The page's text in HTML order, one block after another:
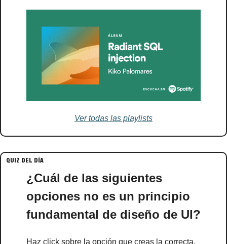
Ver todas las playlists
QUIZ DEL DÍA
¿Cuál de las siguientes
opciones no es un principio
fundamental de diseño de UI?
Haz click sobre la opción que creas la correcta.